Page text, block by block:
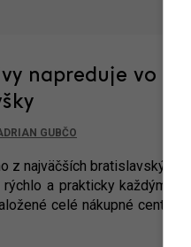
napreduje vo
GUBČO
z najväčších bratislavských
a prakticky každým
celé nákupné